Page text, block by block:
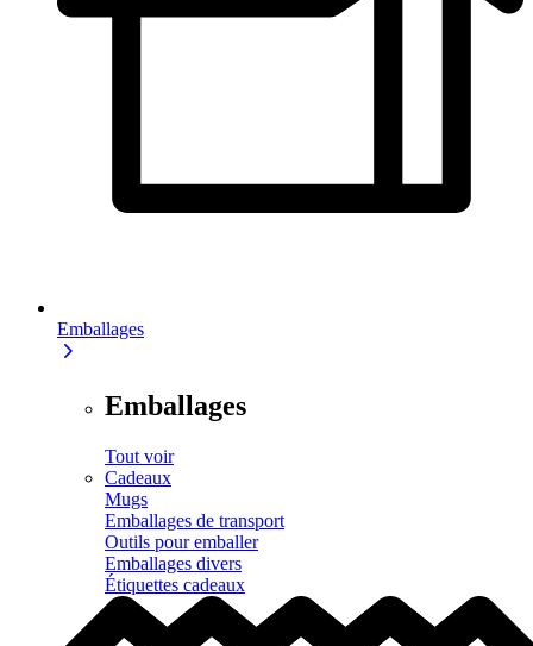
Emballages
Emballages
Tout voir
Cadeaux
Mugs
Emballages de transport
Outils pour emballer
Emballages divers
Étiquettes cadeaux